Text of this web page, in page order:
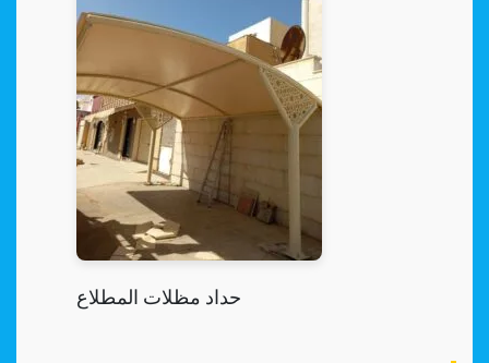
حداد مظلات المطلاع